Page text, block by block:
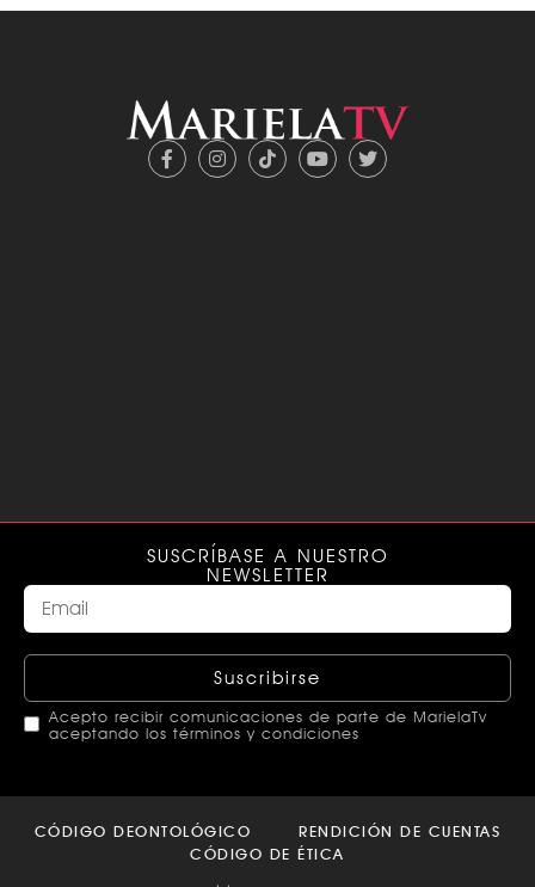
SUSCRÍBASE A NUESTRO
NEWSLETTER
Suscribirse
Acepto recibir comunicaciones de parte de MarielaTv
aceptando los términos y condiciones
should
CÓDIGO DEONTOLÓGICO
RENDICIÓN DE CUENTAS
CÓDIGO DE ÉTICA